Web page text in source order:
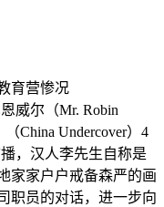
威尔（Mr. Robin
China Undercover）4
，汉人李先生自称是
家家户户戒备森严的画
职员的对话，进一步向